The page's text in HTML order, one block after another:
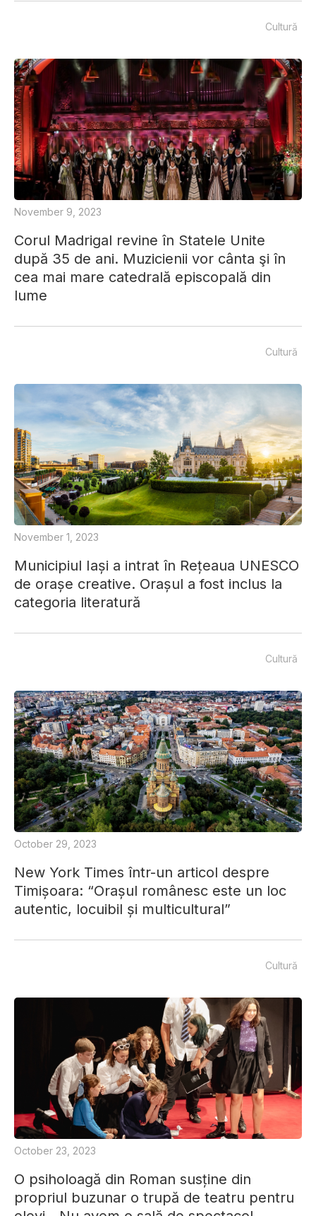
Cultură
Corul Madrigal revine în Statele Unite
după 35 de ani. Muzicienii vor cânta şi în
cea mai mare catedrală episcopală din
lume
November 9, 2023
Cultură
Municipiul Iași a intrat în Rețeaua UNESCO
de orașe creative. Orașul a fost inclus la
categoria literatură
November 1, 2023
Cultură
New York Times într-un articol despre
Timișoara: “Orașul românesc este un loc
autentic, locuibil și multicultural”
October 29, 2023
Cultură
O psiholoagă din Roman susține din
propriul buzunar o trupă de teatru pentru
October 23, 2023